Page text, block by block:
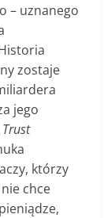
– uznanego
zostaje
jego
Trust
którzy
chce